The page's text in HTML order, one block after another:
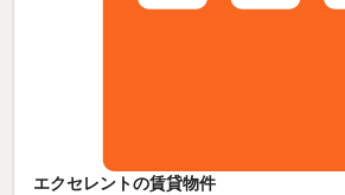
エクセレントの賃貸物件